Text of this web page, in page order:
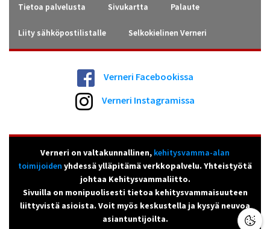
Tietoa palvelusta Sivukartta Palaute
Liity sähköpostilistalle Selkokielinen Verneri
Verneri Facebookissa
Verneri Instagramissa
Verneri on valtakunnallinen, kehitysvamma-alan
toimijoiden yhdessä ylläpitämä verkkopalvelu. Yhteistyötä
johtaa Kehitysvammaliitto.
Sivuilla on monipuolisesti tietoa kehitysvammaisuuteen
liittyvistä asioista. Voit myös keskustella ja kysyä neuvoa
asiantuntijoilta.